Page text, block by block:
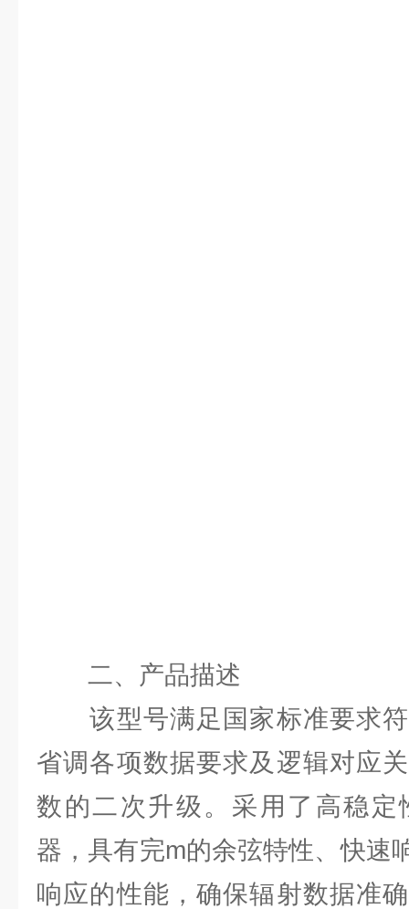
二、产品描述
该型号满足国家标准要求符
省调各项数据要求及逻辑对应
数的二次升级。采用了高稳定
器，具有完m的余弦特性、快速
响应的性能，确保辐射数据准